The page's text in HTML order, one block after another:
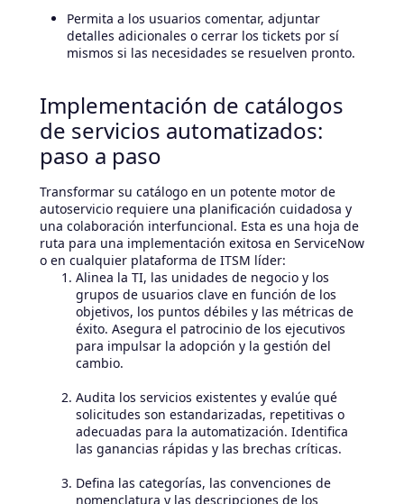
Permita a los usuarios comentar, adjuntar
detalles adicionales o cerrar los tickets por sí
mismos si las necesidades se resuelven pronto.
Implementación de catálogos
de servicios automatizados:
paso a paso
Transformar su catálogo en un potente motor de
autoservicio requiere una planificación cuidadosa y
una colaboración interfuncional. Esta es una hoja de
ruta para una implementación exitosa en ServiceNow
o en cualquier plataforma de ITSM líder:
Alinea la TI, las unidades de negocio y los
grupos de usuarios clave en función de los
objetivos, los puntos débiles y las métricas de
éxito. Asegura el patrocinio de los ejecutivos
para impulsar la adopción y la gestión del
cambio.
Audita los servicios existentes y evalúe qué
solicitudes son estandarizadas, repetitivas o
adecuadas para la automatización. Identifica
las ganancias rápidas y las brechas críticas.
Defina las categorías, las convenciones de
nomenclatura y las descripciones de los